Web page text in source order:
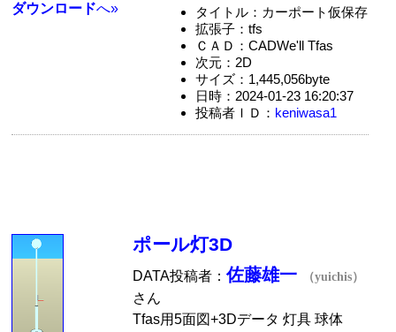
ダウンロードへ»
タイトル：カーポート仮保存
拡張子：tfs
ＣＡＤ：CADWe'll Tfas
次元：2D
サイズ：1,445,056byte
日時：2024-01-23 16:20:37
投稿者ＩＤ： keniwasa1
ポール灯3D
DATA投稿者：佐藤雄一 （yuichis）
さん
Tfas用5面図+3Dデータ 灯具 球体